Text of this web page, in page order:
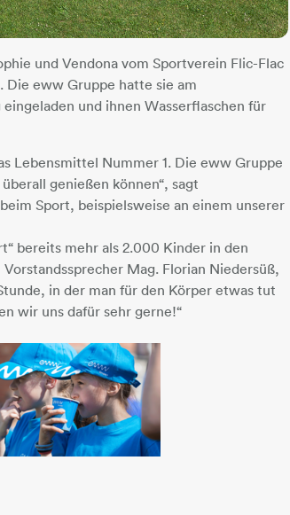
und Vendona vom Sportverein Flic-Flac
Die eww Gruppe hatte sie am
und ihnen Wasserflaschen für
Lebensmittel Nummer 1. Die eww Gruppe
genießen können“, sagt
Sport, beispielsweise an einem unserer
bereits mehr als 2.000 Kinder in den
Mag. Florian Niedersüß,
in der man für den Körper etwas tut
wir uns dafür sehr gerne!“